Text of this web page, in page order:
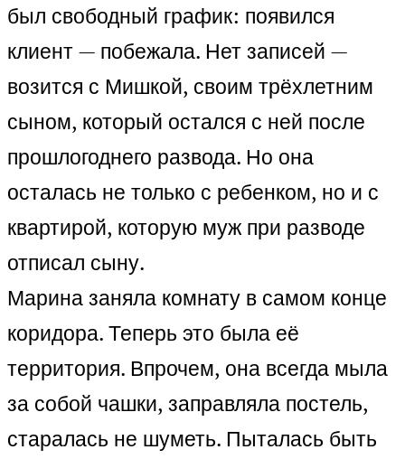
был свободный график: появился
клиент — побежала. Нет записей —
возится с Мишкой, своим трёхлетним
сыном, который остался с ней после
прошлогоднего развода. Но она
осталась не только с ребенком, но и с
квартирой, которую муж при разводе
отписал сыну.
Марина заняла комнату в самом конце
коридора. Теперь это была её
территория. Впрочем, она всегда мыла
за собой чашки, заправляла постель,
старалась не шуметь. Пыталась быть